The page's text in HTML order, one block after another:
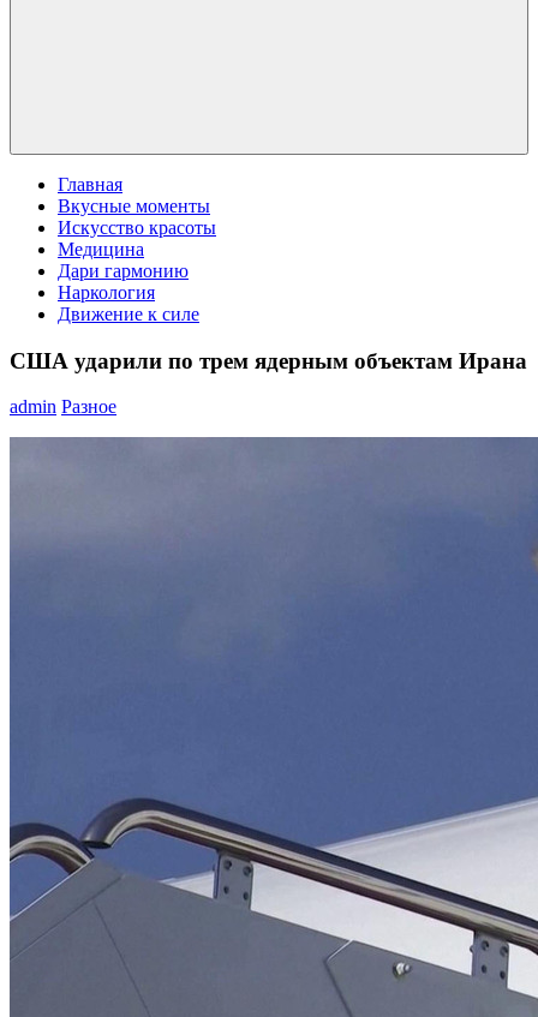
Главная
Вкусные моменты
Искусство красоты
Медицина
Дари гармонию
Наркология
Движение к силе
США ударили по трем ядерным объектам Ирана
admin Разное